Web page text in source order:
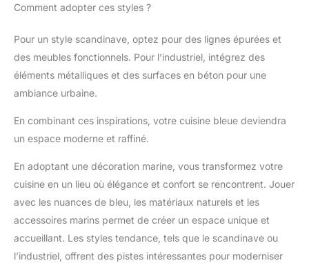
Comment adopter ces styles ?
Pour un style scandinave, optez pour des lignes épurées et
des meubles fonctionnels. Pour l’industriel, intégrez des
éléments métalliques et des surfaces en béton pour une
ambiance urbaine.
En combinant ces inspirations, votre cuisine bleue deviendra
un espace moderne et raffiné.
En adoptant une décoration marine, vous transformez votre
cuisine en un lieu où élégance et confort se rencontrent. Jouer
avec les nuances de bleu, les matériaux naturels et les
accessoires marins permet de créer un espace unique et
accueillant. Les styles tendance, tels que le scandinave ou
l’industriel, offrent des pistes intéressantes pour moderniser